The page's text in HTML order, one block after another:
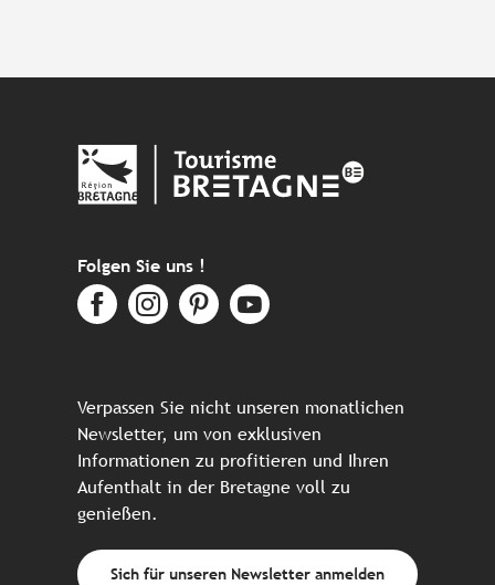
Folgen Sie uns !
Verpassen Sie nicht unseren monatlichen
Newsletter, um von exklusiven
Informationen zu profitieren und Ihren
Aufenthalt in der Bretagne voll zu
genießen.
Sich für unseren Newsletter anmelden